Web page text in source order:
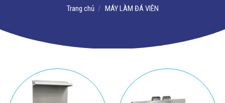
Trang chủ / MÁY LÀM ĐÁ VIÊN